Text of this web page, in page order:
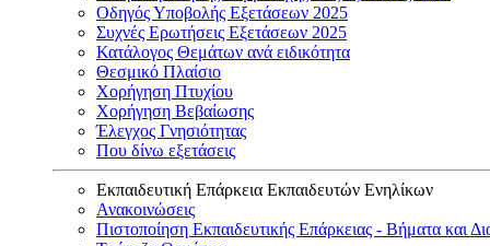
Οδηγός Υποβολής Εξετάσεων 2025
Συχνές Ερωτήσεις Εξετάσεων 2025
Κατάλογος Θεμάτων ανά ειδικότητα
Θεσμικό Πλαίσιο
Χορήγηση Πτυχίου
Χορήγηση Βεβαίωσης
Έλεγχος Γνησιότητας
Που δίνω εξετάσεις
Εκπαιδευτική Επάρκεια Εκπαιδευτών Ενηλίκων
Ανακοινώσεις
Πιστοποίηση Εκπαιδευτικής Επάρκειας - Βήματα και